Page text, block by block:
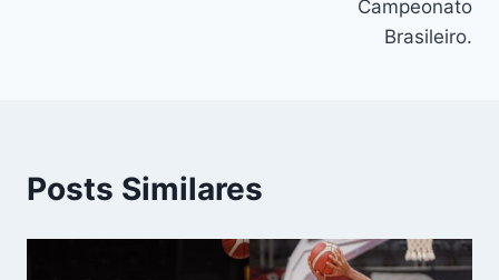
Campeonato
Brasileiro.
Posts Similares